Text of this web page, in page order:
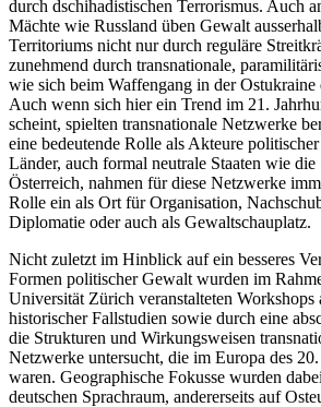
durch dschihadistischen Terrorismus. Auch
Mächte wie Russland üben Gewalt
Territoriums nicht nur durch reguläre
zunehmend durch transnationale,
wie sich beim Waffengang in der Ostukraine
Auch wenn sich hier ein Trend im 21.
scheint, spielten transnationale Netzwerke
eine bedeutende Rolle als Akteure
Länder, auch formal neutrale Staaten wie
Österreich, nahmen für diese Netzwerke
Rolle ein als Ort für Organisation,
Diplomatie oder auch als Gewaltschauplatz.
Nicht zuletzt im Hinblick auf ein besseres
Formen politischer Gewalt wurden im
Universität Zürich veranstalteten Workshops
historischer Fallstudien sowie durch eine
die Strukturen und Wirkungsweisen
Netzwerke untersucht, die im Europa des
waren. Geographische Fokusse wurden
deutschen Sprachraum, andererseits auf